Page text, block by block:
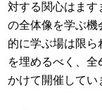
対する関心はます
の全体像を学ぶ機
的に学ぶ場は限
を埋めるべく、
かけて開催してい